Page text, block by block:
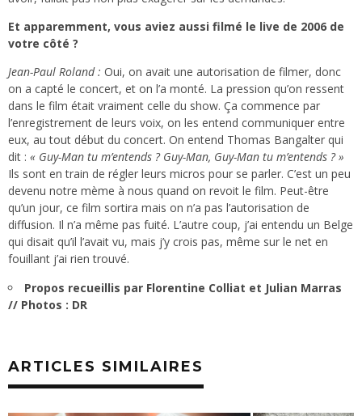
Et apparemment, vous aviez aussi filmé le live de 2006 de
votre côté ?
Jean-Paul Roland : Oui, on avait une autorisation de filmer, donc
on a capté le concert, et on l’a monté. La pression qu’on ressent
dans le film était vraiment celle du show. Ça commence par
l’enregistrement de leurs voix, on les entend communiquer entre
eux, au tout début du concert. On entend Thomas Bangalter qui
dit : « Guy-Man tu m’entends ? Guy-Man, Guy-Man tu m’entends ? »
Ils sont en train de régler leurs micros pour se parler. C’est un peu
devenu notre mème à nous quand on revoit le film. Peut-être
qu’un jour, ce film sortira mais on n’a pas l’autorisation de
diffusion. Il n’a même pas fuité. L’autre coup, j’ai entendu un Belge
qui disait qu’il l’avait vu, mais j’y crois pas, même sur le net en
fouillant j’ai rien trouvé.
Propos recueillis par Florentine Colliat et Julian Marras
// Photos : DR
ARTICLES SIMILAIRES